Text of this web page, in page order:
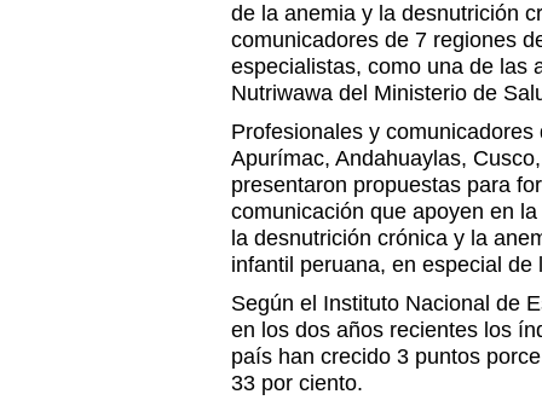
de la anemia y la desnutrición
comunicadores de 7 regiones
especialistas, como una de las
Nutriwawa del Ministerio de
Profesionales y
Apurímac, Andahuaylas,
presentaron propuestas para
comunicación que apoyen en
la desnutrición crónica y la
infantil peruana, en especial de
Según el Instituto Nacional de
en los dos años recientes los
país han crecido 3 puntos
33 por ciento.